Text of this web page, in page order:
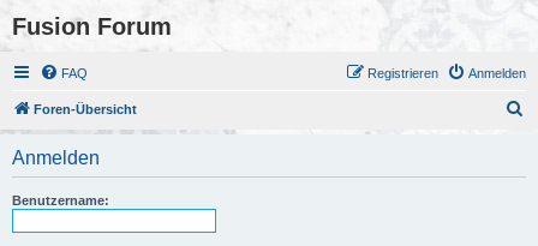
Fusion Forum
FAQ Anmelden
Registrieren
Foren-Übersicht
Anmelden
Benutzername: